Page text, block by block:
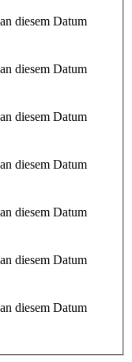
diesem Datum
diesem Datum
diesem Datum
diesem Datum
diesem Datum
diesem Datum
diesem Datum